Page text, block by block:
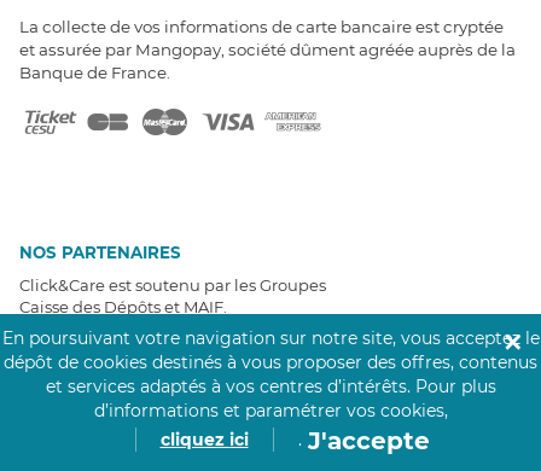
La collecte de vos informations de carte bancaire est cryptée
et assurée par Mangopay, société dûment agréée auprès de la
Banque de France.
NOS PARTENAIRES
Click&Care est soutenu par les Groupes
Caisse des Dépôts et MAIF.
EXPERTS À VOTRE ÉCOUTE
En poursuivant votre navigation sur notre site, vous acceptez le
dépôt de cookies destinés à vous proposer des offres, contenus
et services adaptés à vos centres d’intérêts. Pour plus
d’informations et paramétrer vos cookies,
cliquez ici
. J'accepte
✕